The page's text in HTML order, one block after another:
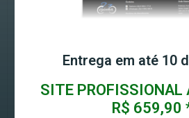
Entrega em até 10
SITE PROFISSIONAL
R$ 659,90